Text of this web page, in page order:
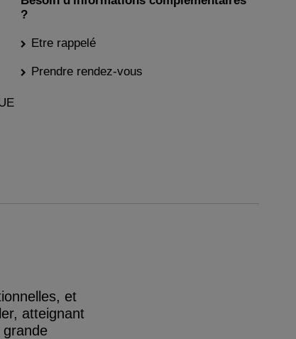
?
Etre rappelé
Prendre rendez-vous
et
atteignant
grande